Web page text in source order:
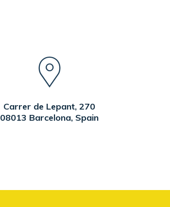
Carrer de Lepant, 270
08013 Barcelona, Spain